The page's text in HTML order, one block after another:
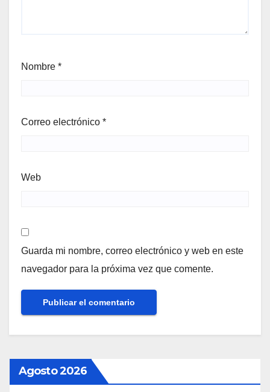
Nombre *
Correo electrónico *
Web
Guarda mi nombre, correo electrónico y web en este
navegador para la próxima vez que comente.
Agosto 2026